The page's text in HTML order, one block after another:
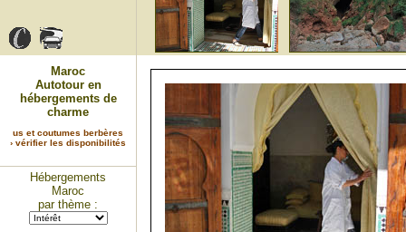
Maroc
Autotour en
hébergements de
charme
us et coutumes berbères
› vérifier les disponibilités
Hébergements
Maroc
par thème :